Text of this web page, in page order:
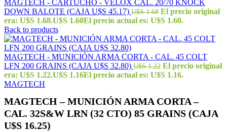
MAGTECH - CARTUCHO - VELOX CAL. 20/70 KNOCK
DOWN BALOTE (CAJA U$S 45.17) U$S1.68 El precio original
era: U$S 1.68.U$S 1.60El precio actual es: U$S 1.60.
Back to products
MAGTECH - MUNICIÓN ARMA CORTA - CAL. 45 COLT
LFN 200 GRAINS (CAJA U$S 32.80) U$S1.22 El precio original
era: U$S 1.22.U$S 1.16El precio actual es: U$S 1.16.
MAGTECH
MAGTECH – MUNICIÓN ARMA CORTA –
CAL. 32S&W LRN (32 CTO) 85 GRAINS (CAJA
U$S 16.25)